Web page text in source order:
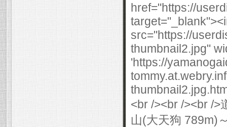
href="https://
src="https://
thumbnail2.jpg"
'https://
<br /><br /><br /
山(大天狗 789m)